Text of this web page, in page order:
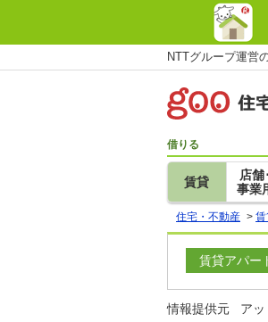
NTTグループ運営
借りる
賃貸
店舗･
事業
住宅・不動産 >
賃貸アパー
情報提供元 アッ